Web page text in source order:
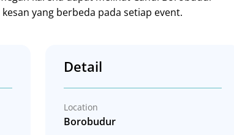
yang berbeda pada setiap event.
Detail
Location
Borobudur